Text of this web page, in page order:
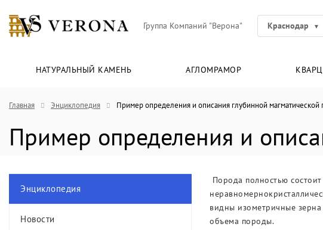
Группа Компаний "Верона" Краснодар
НАТУРАЛЬНЫЙ КАМЕНЬ АГЛОМРАМОР
Главная Энциклопедия Пример определения и описания глубинной магматической
Пример определения и
Энциклопедия
Новости
Порода полностью
видны изометричные
объема породы.